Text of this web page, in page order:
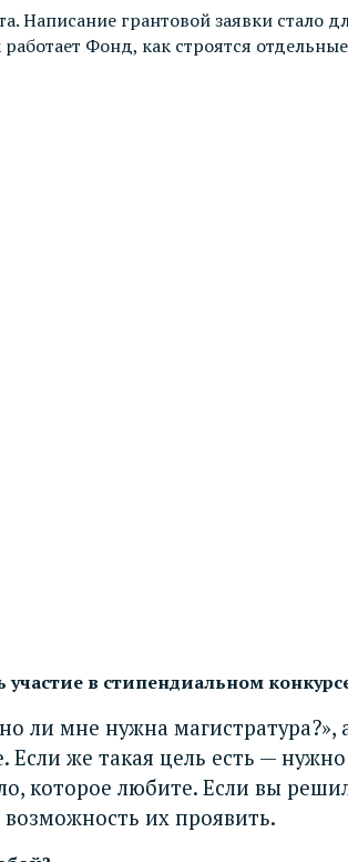
Написание грантовой заявки
Фонд, как строятся
в стипендиальном
ли мне нужна
же такая цель есть —
которое любите. Если вы
их проявить.